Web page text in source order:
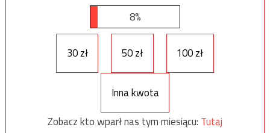
8%
30 zł 50 zł 100 zł
Inna kwota
Zobacz kto wparł nas tym miesiącu: Tutaj